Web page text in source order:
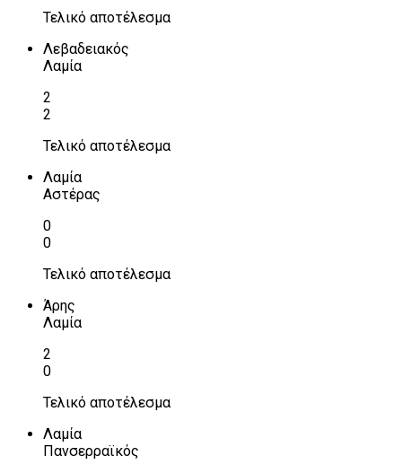
Τελικό αποτέλεσμα
Λεβαδειακός
Λαμία
2
2
Τελικό αποτέλεσμα
Λαμία
Αστέρας
0
0
Τελικό αποτέλεσμα
Άρης
Λαμία
2
0
Τελικό αποτέλεσμα
Λαμία
Πανσερραϊκός